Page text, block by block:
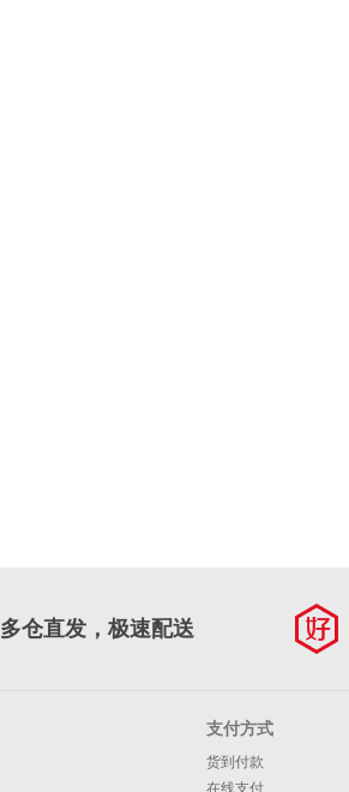
多仓直发，极速配送
支付方式
货到付款
在线支付